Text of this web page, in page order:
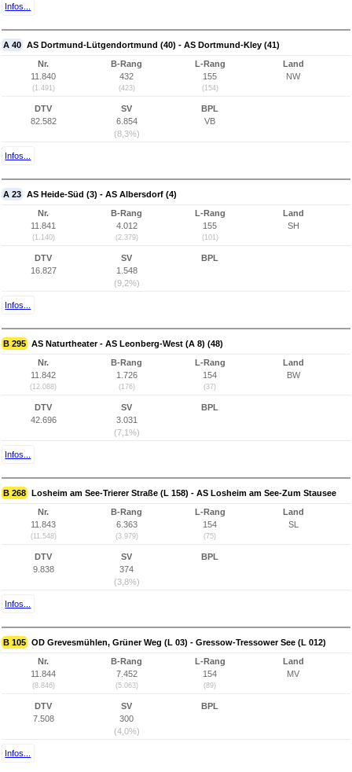
Infos...
A 40 AS Dortmund-Lütgendortmund (40) - AS Dortmund-Kley (41)
Nr.
11.840
(1.491)
B-Rang
432
(423)
L-Rang
155
(154)
Land
NW
DTV
82.582
SV
6.854
(8,3%)
BPL
VB
Infos...
A 23 AS Heide-Süd (3) - AS Albersdorf (4)
Nr.
11.841
(1.140)
B-Rang
4.012
(2.379)
L-Rang
155
(101)
Land
SH
DTV
16.827
SV
1.548
(9,2%)
BPL
Infos...
B 295 AS Naturtheater - AS Leonberg-West (A 8) (48)
Nr.
11.842
(12.088)
B-Rang
1.726
(176)
L-Rang
154
(37)
Land
BW
DTV
42.696
SV
3.031
(7,1%)
BPL
Infos...
B 268 Losheim am See-Trierer Straße (L 158) - AS Losheim am See-Zum Stausee
Nr.
11.843
(11.548)
B-Rang
6.363
(3.979)
L-Rang
154
(75)
Land
SL
DTV
9.838
SV
374
(3,8%)
BPL
Infos...
B 105 OD Grevesmühlen, Grüner Weg (L 03) - Gressow-Tressower See (L 012)
Nr.
11.844
(8.846)
B-Rang
7.452
(5.063)
L-Rang
154
(89)
Land
MV
DTV
7.508
SV
300
(4,0%)
BPL
Infos...